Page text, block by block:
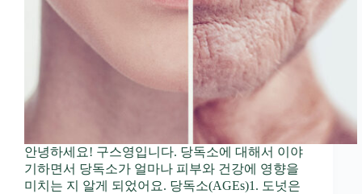
안녕하세요! 구스영입니다. 당독소에 대해서 이야
기하면서 당독소가 얼마나 피부와 건강에 영향을
미치는 지 알게 되었어요. 당독소(AGEs)1. 도넛은